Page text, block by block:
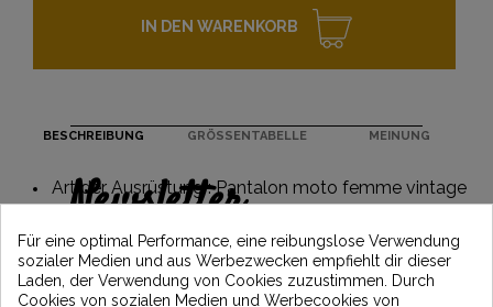
IN DEN WARENKORB
BESCHREIBUNG GRÖSSENTABELLE MEINUNG
Art der Ausrüstung : Pantalon moto femme vintage
Newsletter
Erhalten Sie 5€ Rabatt auf Ihre erste
Bestellung, indem Sie sich anmelden und
über die neuesten Vintage Motors-
Nachrichten informiert bleiben
Für eine optimal Performance, eine reibungslose Verwendung
sozialer Medien und aus Werbezwecken empfiehlt dir dieser
Laden, der Verwendung von Cookies zuzustimmen. Durch
Cookies von sozialen Medien und Werbecookies von